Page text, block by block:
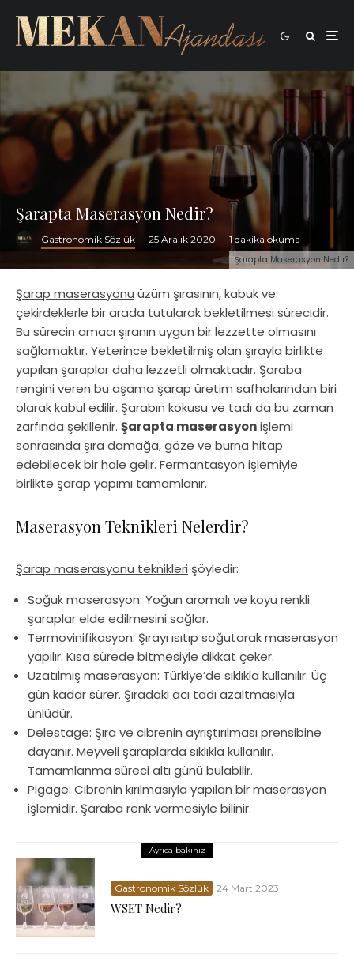
Şarapta Maserasyon Nedir?
Şarapta Maserasyon Nedir?
Gastronomik Sözlük · 25 Aralık 2020 · 1 dakika okuma
Şarap maserasyonu üzüm şırasının, kabuk ve
çekirdeklerle bir arada tutularak bekletilmesi sürecidir.
Bu sürecin amacı şıranın uygun bir lezzette olmasını
sağlamaktır. Yeterince bekletilmiş olan şırayla birlikte
yapılan şaraplar daha lezzetli olmaktadır. Şaraba
rengini veren bu aşama şarap üretim safhalarından biri
olarak kabul edilir. Şarabın kokusu ve tadı da bu zaman
zarfında şekillenir. Şarapta maserasyonişlemi
sonrasında şıra damağa, göze ve burna hitap
edebilecek bir hale gelir. Fermantasyon işlemiyle
birlikte şarap yapımı tamamlanır.
Maserasyon Teknikleri Nelerdir?
Şarap maserasyonu teknikleri şöyledir:
Soğuk maserasyon: Yoğun aromalı ve koyu renkli
şaraplar elde edilmesini sağlar.
Termovinifikasyon: Şırayı ısıtıp soğutarak maserasyon
yapılır. Kısa sürede bitmesiyle dikkat çeker.
Uzatılmış maserasyon: Türkiye’de sıklıkla kullanılır. Üç
gün kadar sürer. Şıradaki acı tadı azaltmasıyla
ünlüdür.
Delestage: Şıra ve cibrenin ayrıştırılması prensibine
dayanır. Meyveli şaraplarda sıklıkla kullanılır.
Tamamlanma süreci altı günü bulabilir.
Pigage: Cibrenin kırılmasıyla yapılan bir maserasyon
işlemidir. Şaraba renk vermesiyle bilinir.
Ayrıca bakınız
Gastronomik Sözlük 24 Mart 2023
WSET Nedir?